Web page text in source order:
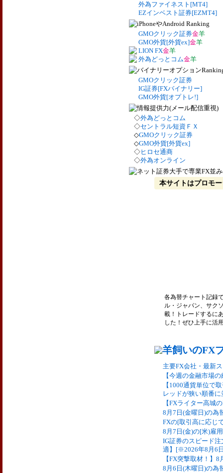
外為ファイネスト[MT4]
EZインベスト証券[EZMT4]
GMOクリック証券金羊
GMO外貨[外貨ex]金羊
LION FX金羊
外為どっとコム金羊
GMOクリック証券
IG証券[FXバイナリー]
GMO外貨[オプトレ!]
◇外為どっとコム
◇セントラル短資ＦＸ
◇GMOクリック証券
◇GMO外貨[外貨ex]
◇ヒロセ通商
◇外為オンライン
本サイトはプロモ
各為替チャート記録
ル・ジャパン、サク
載！トレードするに
した！ぜひ上手に活
主要FX会社・最新
【今週の金融市場
【1000通貨単位で
レッドが狭い順番
【FXライター高城
8月7日(金曜日)の為
FXの[取引高に応じ
8月7日(金)の[米)雇
IG証券のスピード
適】[※2026年8月6
【FX突撃取材！】
8月6日(木曜日)の為